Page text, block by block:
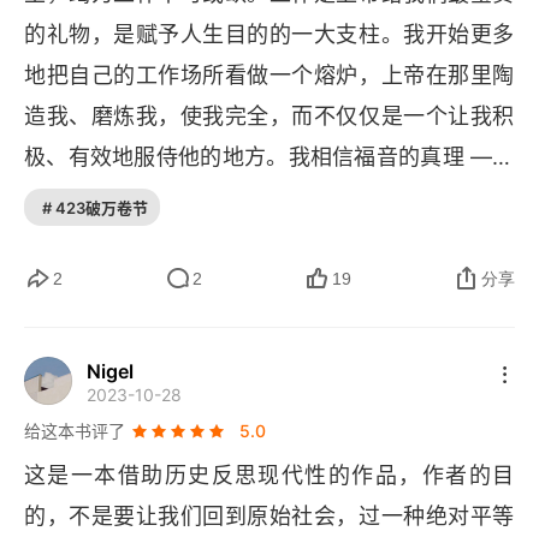
反而是更长的工作时长。人类应该反思工作的意义
了，克制自身的欲望，环境的破坏，寿命延长了但
并不健康。应该改变对工作的态度了。本书听书有
解读，原著比较学术有些啰嗦。
的礼物，是赋予人生目的的一大支柱。我开始更多
地把自己的工作场所看做一个熔炉，上帝在那里陶
造我、磨炼我，使我完全，而不仅仅是一个让我积
极、有效地服侍他的地方。我相信福音的真理 ——
上帝创造了宇宙万物并照自己的形象创造人类，之
我相信上帝的旨意是让我这个工人和领袖，能够与
为达目的不惜一切代价的职场，而我又不得不在其
中行管理、带领之职时，我不知道如何行出上帝对
我的计划。一份工作，只有当他人呼召你去做，而
且你是为了他人而非自己的益处去做，才能被称作
职业。因此只有将工作视为一份服侍使命，而不单
# 423破万卷节
2 2 19 分享
Nigel
2023-10-28
给这本书评了
5.0
这是一本借助历史反思现代性的作品，作者的目
的，不是要让我们回到原始社会，过一种绝对平等